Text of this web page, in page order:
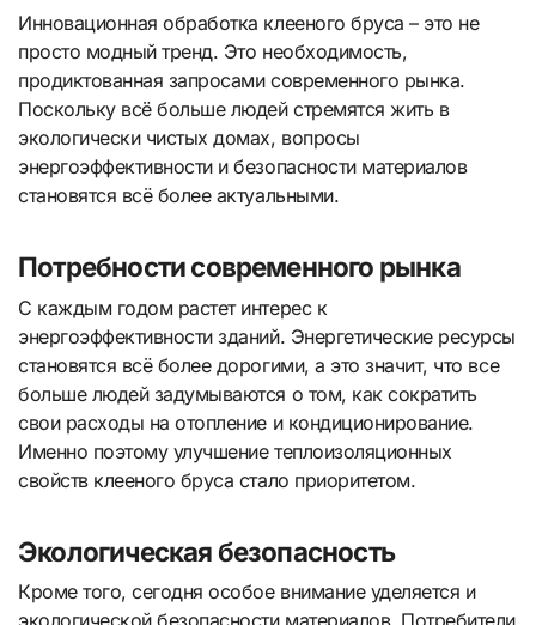
Инновационная обработка клееного бруса – это не
просто модный тренд. Это необходимость,
продиктованная запросами современного рынка.
Поскольку всё больше людей стремятся жить в
экологически чистых домах, вопросы
энергоэффективности и безопасности материалов
становятся всё более актуальными.
Потребности современного рынка
С каждым годом растет интерес к
энергоэффективности зданий. Энергетические ресурсы
становятся всё более дорогими, а это значит, что все
больше людей задумываются о том, как сократить
свои расходы на отопление и кондиционирование.
Именно поэтому улучшение теплоизоляционных
свойств клееного бруса стало приоритетом.
Экологическая безопасность
Кроме того, сегодня особое внимание уделяется и
экологической безопасности материалов. Потребители